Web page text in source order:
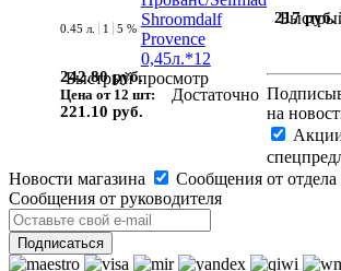
Быстрый просмотр
0.45 л. 1 5 %
242.80 руб.
Цена от 12 шт:
221.10 руб.
Достаточно
217 руб.
на
Новости магазина
Сообщения от
Сообщения от руководителя